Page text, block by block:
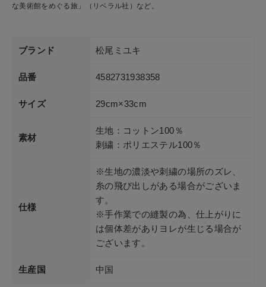
な美術館をめぐる旅」（リベラル社）など。
ブランド 松尾ミユキ
品番 4582731938358
サイズ 29cm×33cm
素材
生地：コットン100％
刺繍：ポリエステル100％
仕様
※生地の濃淡や刺繍の場所のズレ、
糸の飛び出しがある場合がございま
す。
※手作業での縫製の為、仕上がりに
は個体差がありヨレが生じる場合が
ございます。
生産国 中国